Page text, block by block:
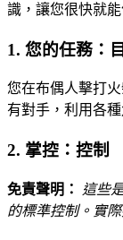
識，讓您很快就
1. 您的任務：
您在布偶人擊打
有對手，利用各
2. 掌控：控制
免責聲明：
這些
的標準控制。實